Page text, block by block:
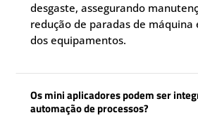
desgaste, assegurando
redução de paradas de
dos equipamentos.
Os mini aplicadores podem ser
automação de processos?